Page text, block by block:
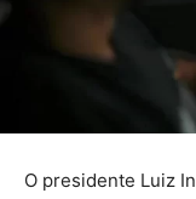
O presidente Luiz